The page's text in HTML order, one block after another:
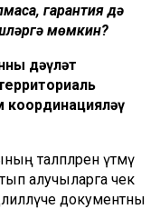
гарантия дә
мөмкин?
дәүләт
координацияләү
таләпләрен үтәмәү
алучыларга чек
документны